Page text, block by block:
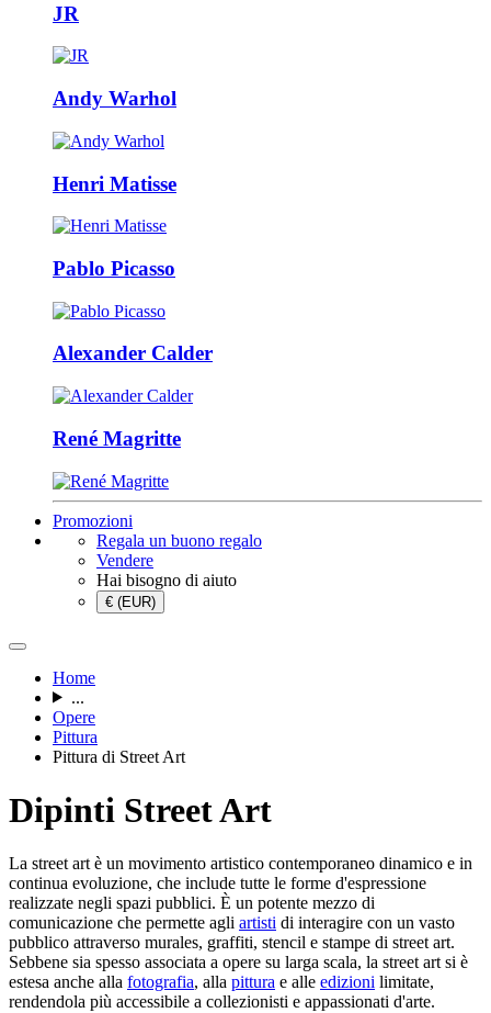
JR
Andy Warhol
Henri Matisse
Pablo Picasso
Alexander Calder
René Magritte
Promozioni
Regala un buono regalo
Vendere
Hai bisogno di aiuto
€ (EUR)
Home
...
Opere
Pittura
Pittura di Street Art
Dipinti Street Art
La street art è un movimento artistico contemporaneo dinamico e in
continua evoluzione, che include tutte le forme d'espressione
realizzate negli spazi pubblici. È un potente mezzo di
comunicazione che permette agli artisti di interagire con un vasto
pubblico attraverso murales, graffiti, stencil e stampe di street art.
Sebbene sia spesso associata a opere su larga scala, la street art si è
estesa anche alla fotografia, alla pittura e alle edizioni limitate,
rendendola più accessibile a collezionisti e appassionati d'arte.